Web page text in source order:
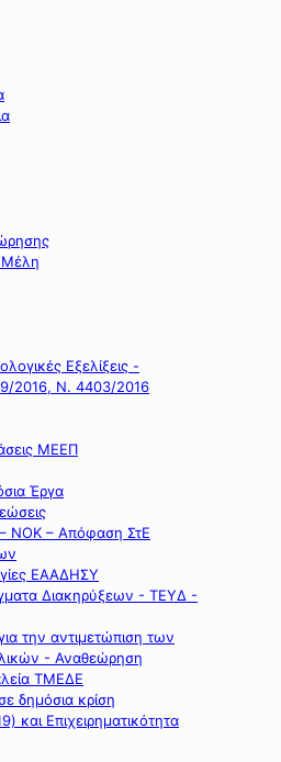
Μέλη
Εξελίξεις -
2016, Ν. 4403/2016
ΜΕΕΠ
Έργα
– ΝΟΚ – Απόφαση ΣτΕ
ΕΑΑΔΗΣΥ
Διακηρύξεων - ΤΕΥΔ -
την αντιμετώπιση των
- Αναθεώρηση
ΤΜΕΔΕ
δημόσια κρίση
και Επιχειρηματικότητα